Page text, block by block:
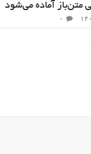
آماده می‌شود
۰